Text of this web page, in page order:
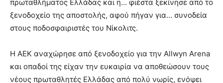
πρωταθλήματος Ελλάδας και η… φιέστα ξεκίνησε από το
ξενοδοχείο της αποστολής, αφού πήγαν για… συνοδεία
στους ποδοσφαιριστές του Νίκολιτς.
Η ΑΕΚ αναχώρησε από ξενοδοχείο για την Allwyn Arena
και οπαδοί της είχαν την ευκαιρία να αποθεώσουν τους
νέους πρωταθλητές Ελλάδας από πολύ νωρίς, ενόψει